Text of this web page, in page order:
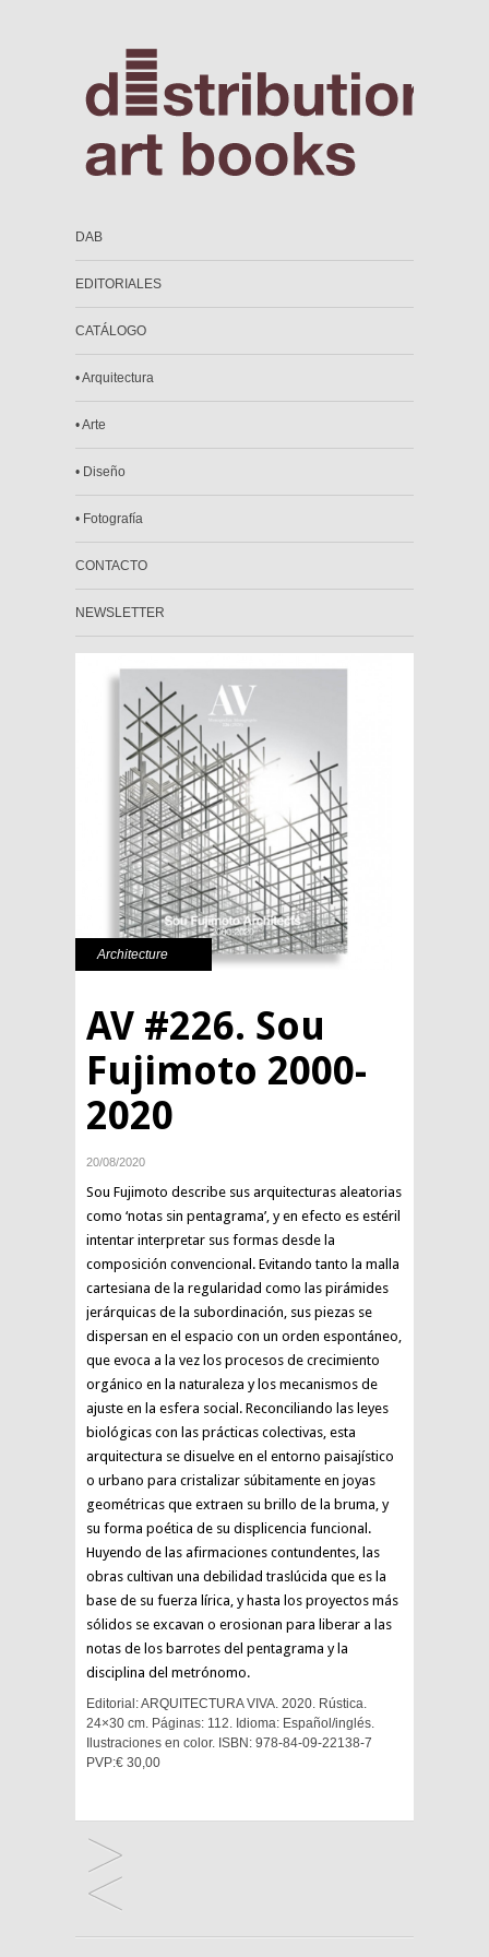
DAB
EDITORIALES
CATÁLOGO
• Arquitectura
• Arte
• Diseño
• Fotografía
CONTACTO
NEWSLETTER
Architecture
AV #226. Sou
Fujimoto 2000-
2020
20/08/2020
Sou Fujimoto describe sus arquitecturas aleatorias
como ‘notas sin pentagrama’, y en efecto es estéril
intentar interpretar sus formas desde la
composición convencional. Evitando tanto la malla
cartesiana de la regularidad como las pirámides
jerárquicas de la subordinación, sus piezas se
dispersan en el espacio con un orden espontáneo,
que evoca a la vez los procesos de crecimiento
orgánico en la naturaleza y los mecanismos de
ajuste en la esfera social. Reconciliando las leyes
biológicas con las prácticas colectivas, esta
arquitectura se disuelve en el entorno paisajístico
o urbano para cristalizar súbitamente en joyas
geométricas que extraen su brillo de la bruma, y
su forma poética de su displicencia funcional.
Huyendo de las afirmaciones contundentes, las
obras cultivan una debilidad traslúcida que es la
base de su fuerza lírica, y hasta los proyectos más
sólidos se excavan o erosionan para liberar a las
notas de los barrotes del pentagrama y la
disciplina del metrónomo.
Editorial: ARQUITECTURA VIVA. 2020. Rústica.
24×30 cm. Páginas: 112. Idioma: Español/inglés.
Ilustraciones en color. ISBN: 978-84-09-22138-7
PVP:€ 30,00